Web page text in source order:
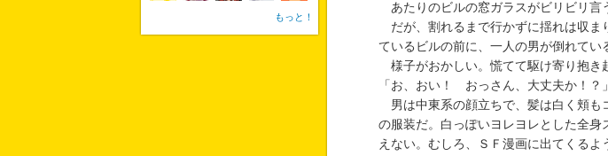
あたりのビルの窓ガラスがビリビリ言
だが、割れるまで行かずに揺れは収ま
ているビルの前に、一人の男が倒れてい
様子がおかしい。慌てて駆け寄り抱き
「お、おい！ おっさん、大丈夫か！？」
男は中東系の顔立ちで、髪は白く頬も
の服装だ。白っぽいヨレヨレとした全
えない。むしろ、ＳＦ漫画に出てくる
もっと！